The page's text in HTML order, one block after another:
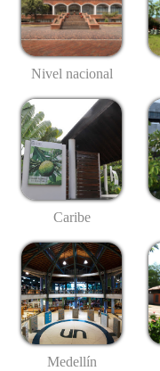
Nivel nacional
Caribe
Medellín